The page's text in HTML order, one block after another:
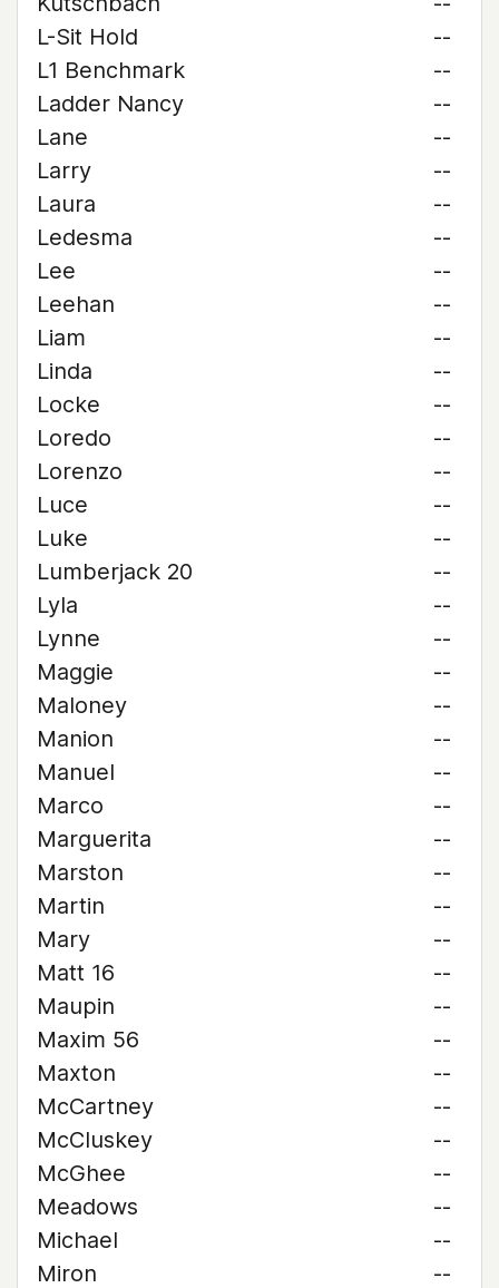
L-Sit Hold
--
L1 Benchmark
--
Ladder Nancy
--
Lane
--
Larry
--
Laura
--
Ledesma
--
Lee
--
Leehan
--
Liam
--
Linda
--
Locke
--
Loredo
--
Lorenzo
--
Luce
--
Luke
--
Lumberjack 20
--
Lyla
--
Lynne
--
Maggie
--
Maloney
--
Manion
--
Manuel
--
Marco
--
Marguerita
--
Marston
--
Martin
--
Mary
--
Matt 16
--
Maupin
--
Maxim 56
--
Maxton
--
McCartney
--
McCluskey
--
McGhee
--
Meadows
--
Michael
--
Miron
--